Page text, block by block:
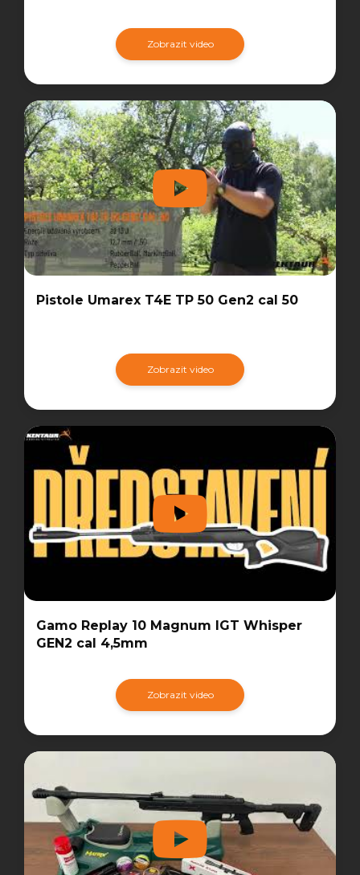
Zobrazit video
Pistole Umarex T4E TP 50 Gen2 cal 50
Zobrazit video
Gamo Replay 10 Magnum IGT Whisper
GEN2 cal 4,5mm
Zobrazit video